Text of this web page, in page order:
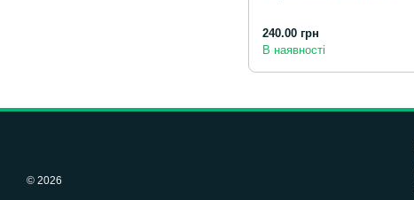
240.00 грн
В наявності
© 2026